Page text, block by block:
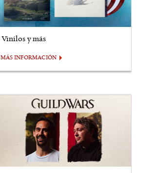
Vinilos y más
MÁS INFORMACIÓN